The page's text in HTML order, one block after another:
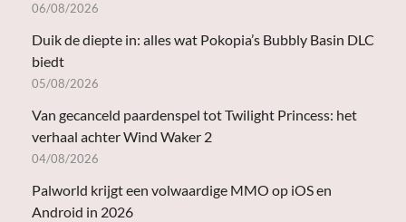
06/08/2026
Duik de diepte in: alles wat Pokopia’s Bubbly Basin DLC
biedt
05/08/2026
Van gecanceld paardenspel tot Twilight Princess: het
verhaal achter Wind Waker 2
04/08/2026
Palworld krijgt een volwaardige MMO op iOS en
Android in 2026